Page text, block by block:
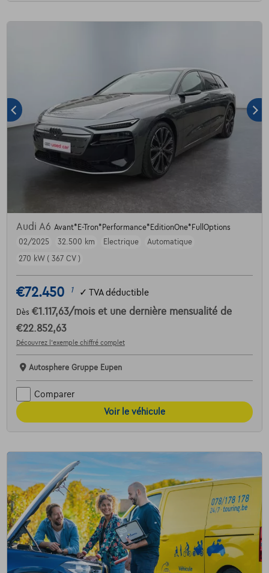
Audi A6 Avant*E-Tron*Performance*EditionOne*FullOptions
02/2025
32.500 km Electrique
Automatique
270 kW ( 367 CV )
€72.450 1 ✓ TVA déductible
Dès €1.117,63/mois et une dernière mensualité de
€22.852,63
Découvrez l’exemple chiffré complet
Autosphere Gruppe Eupen
Comparer
Voir le véhicule